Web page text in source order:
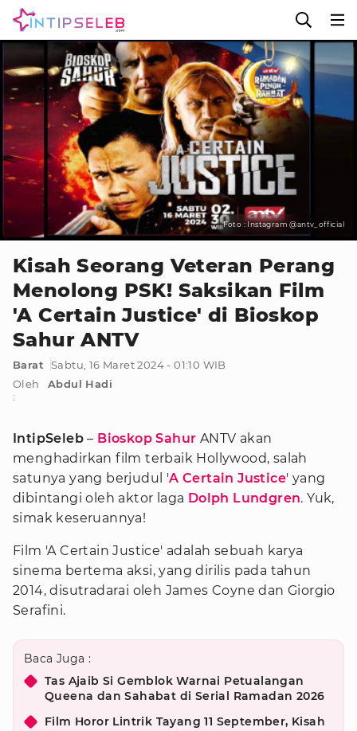
Foto : Instagram @antv_official
Kisah Seorang Veteran Perang
Menolong PSK! Saksikan Film
'A Certain Justice' di Bioskop
Sahur ANTV
Barat
Sabtu, 16 Maret 2024 - 01:10 WIB
Oleh
:
Abdul Hadi
IntipSeleb – Bioskop Sahur ANTV akan
menghadirkan film terbaik Hollywood, salah
satunya yang berjudul 'A Certain Justice' yang
dibintangi oleh aktor laga Dolph Lundgren. Yuk,
simak keseruannya!
Film 'A Certain Justice' adalah sebuah karya
sinema bertema aksi, yang dirilis pada tahun
2014, disutradarai oleh James Coyne dan Giorgio
Serafini.
Baca Juga :
Tas Ajaib Si Gemblok Warnai Petualangan
Queena dan Sahabat di Serial Ramadan 2026
Film Horor Lintrik Tayang 11 September, Kisah